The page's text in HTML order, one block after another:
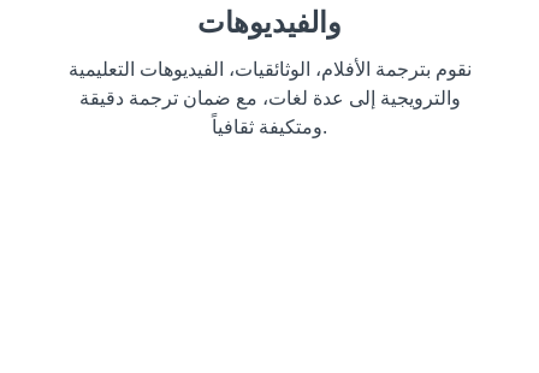
والفيديوهات
نقوم بترجمة الأفلام، الوثائقيات، الفيديوهات التعليمية
والترويجية إلى عدة لغات، مع ضمان ترجمة دقيقة
ومتكيفة ثقافياً.